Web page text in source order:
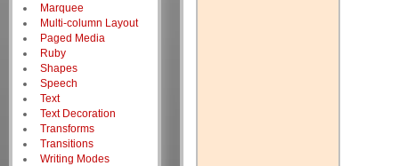
Marquee
Multi-column Layout
Paged Media
Ruby
Shapes
Speech
Text
Text Decoration
Transforms
Transitions
Writing Modes